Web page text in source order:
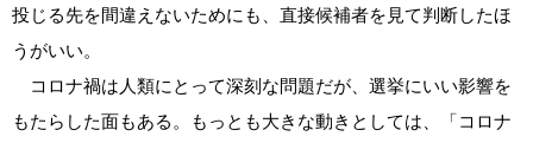
投じる先を間違えないためにも、直接候補者を見て判断したほ
うがいい。
コロナ禍は人類にとって深刻な問題だが、選挙にいい影響を
もたらした面もある。もっとも大きな動きとしては、「コロナ